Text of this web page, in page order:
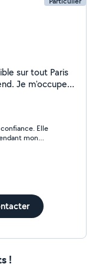
sur tout Paris
et en
plus
Tarif :
Zone : Paris
Elle
mon
!